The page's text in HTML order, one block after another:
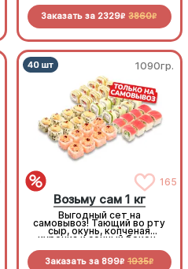
Заказать за 2329R 3860R
1090гр.
165
Возьму сам 1 кг
Выгодный сет на
самовывоз! Тающий во рту
сыр, окунь, копченая
курочка и сочный бекон-
Заказать за 899R 1935R